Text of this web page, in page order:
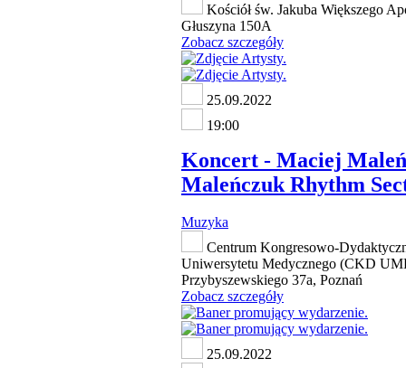
Kościół św. Jakuba Większego
Głuszyna 150A
Zobacz szczegóły
25.09.2022
19:00
Koncert - Maciej
Maleńczuk Rhythm
Muzyka
Centrum Kongresowo-
Uniwersytetu Medycznego (CKD
Przybyszewskiego 37a, Poznań
Zobacz szczegóły
25.09.2022